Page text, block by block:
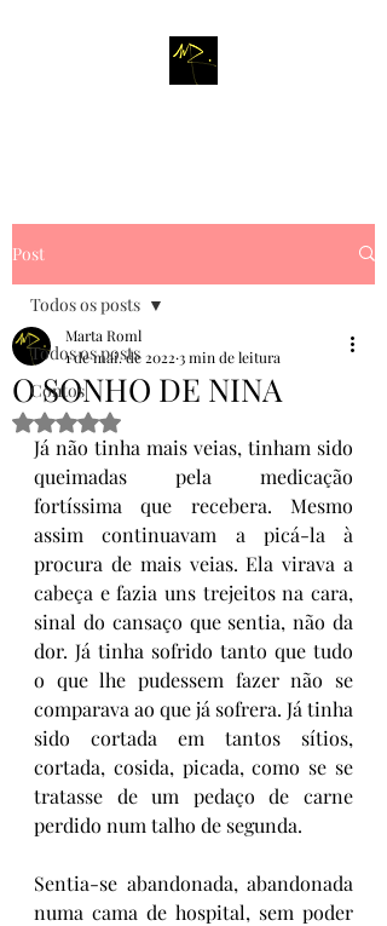
Post
Todos os posts
Contos
Todos os posts
O SONHO DE NINA
Marta Roml
1 de mai. de 2022 3 min de leitura
Avaliado com NaN de 5 estrelas.
Já não tinha mais veias, tinham sido
queimadas pela medicação
fortíssima que recebera. Mesmo
assim continuavam a picá-la à
procura de mais veias. Ela virava a
cabeça e fazia uns trejeitos na cara,
sinal do cansaço que sentia, não da
dor. Já tinha sofrido tanto que tudo
o que lhe pudessem fazer não se
comparava ao que já sofrera. Já tinha
sido cortada em tantos sítios,
cortada, cosida, picada, como se se
tratasse de um pedaço de carne
perdido num talho de segunda.
Sentia-se abandonada, abandonada
numa cama de hospital, sem poder